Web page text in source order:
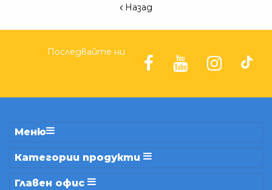
Назад
Последвайте ни
Меню
Категории продукти
Главен офис